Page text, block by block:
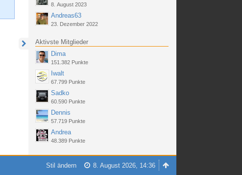
8. August 2023
Andreas63
23. Dezember 2022
Aktivste Mitglieder
Dima
151.382 Punkte
Iwalt
67.799 Punkte
Sadko
60.590 Punkte
Dennis
57.719 Punkte
Andrea
48.389 Punkte
8. August 2026, 14:36
Stil ändern